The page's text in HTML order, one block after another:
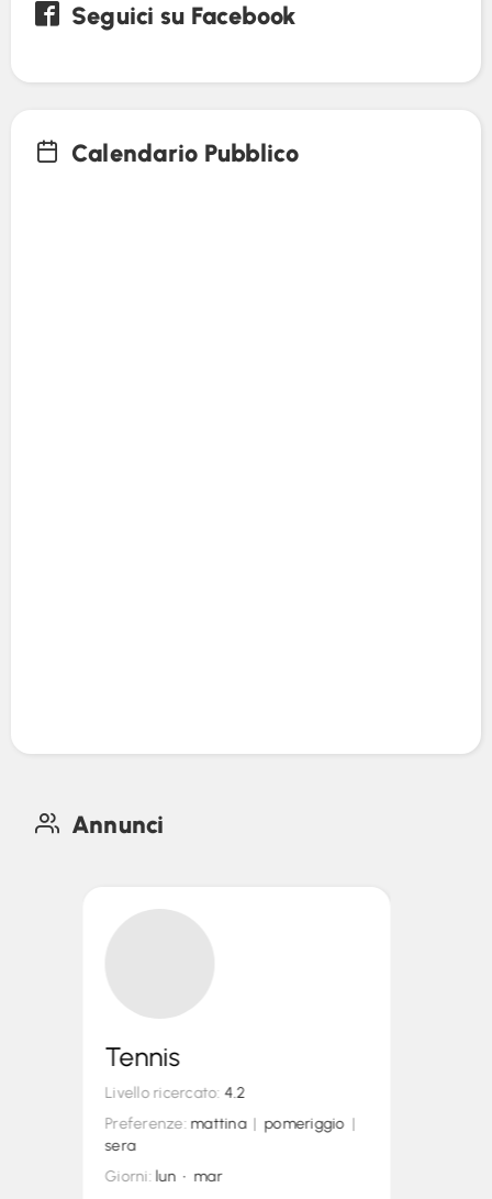
Seguici su Facebook
Calendario Pubblico
Annunci
Tennis
Livello ricercato: 4.2
Preferenze: mattina | pomeriggio |
sera
Giorni: lun • mar